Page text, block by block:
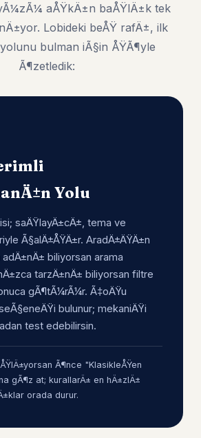
aÅŸkÄ±n baÅŸlÄ±k tek
Lobideki beÅŸ rafÄ±, ilk
bulman iÃ§in ÅŸÃ¶yle
Ã¶zetledik:
Yolu
saÄŸlayÄ±cÄ±, tema ve
Ã§alÄ±ÅŸÄ±r. AradÄ±ÄŸÄ±n
adÄ±nÄ± biliyorsan arama
tarzÄ±nÄ± biliyorsan filtre
gÃ¶tÃ¼rÃ¼r. Ã‡oÄŸu
bulunur; mekaniÄŸi
test edebilirsin.
Ã¶nce "KlasikleÅŸen
gÃ¶z at; kurallarÄ± en hÄ±zlÄ±
orada durur.